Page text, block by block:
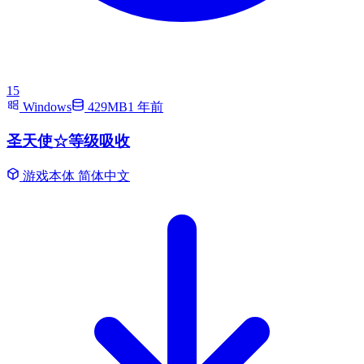
15
Windows
429MB1 年前
圣天使☆等级吸收
游戏本体 简体中文